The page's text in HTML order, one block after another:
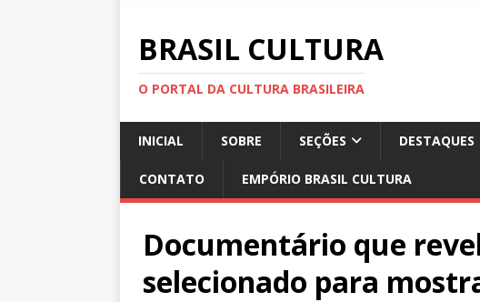
BRASIL CULTURA
O PORTAL DA CULTURA BRASILEIRA
INICIAL SOBRE SEÇÕES DESTAQUES
CONTATO EMPÓRIO BRASIL CULTURA
Documentário que
selecionado para